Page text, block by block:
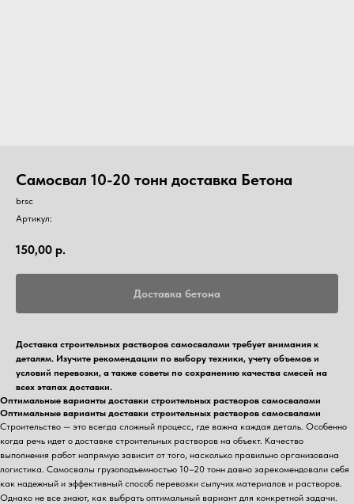
Самосвал 10-20 тонн доставка Бетона
brsc
Артикул:
150,00 р.
Доставка бетона
Доставка строительных растворов самосвалами требует внимания к
деталям. Изучите рекомендации по выбору техники, учету объемов и
условий перевозки, а также советы по сохранению качества смесей на
всех этапах доставки.
Оптимальные варианты доставки строительных растворов самосвалами
Оптимальные варианты доставки строительных растворов самосвалами
Строительство — это всегда сложный процесс, где важна каждая деталь. Особенно
когда речь идет о доставке строительных растворов на объект. Качество
выполнения работ напрямую зависит от того, насколько правильно организована
логистика. Самосвалы грузоподъемностью 10–20 тонн давно зарекомендовали себя
как надежный и эффективный способ перевозки сыпучих материалов и растворов.
Однако не все знают, как выбрать оптимальный вариант для конкретной задачи.